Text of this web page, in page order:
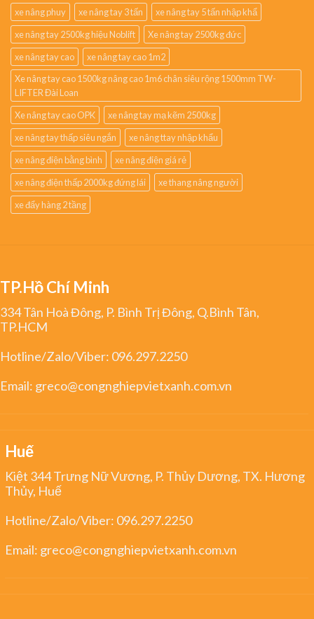
xe nâng phuy
xe nâng tay 3 tấn
xe nâng tay 5 tấn nhập khẩ
xe nâng tay 2500kg hiệu Noblift
Xe nâng tay 2500kg đức
xe nâng tay cao
xe nâng tay cao 1m2
Xe nâng tay cao 1500kg nâng cao 1m6 chân siêu rộng 1500mm TW-
LIFTER Đài Loan
Xe nâng tay cao OPK
xe nâng tay mạ kẽm 2500kg
xe nâng tay thấp siêu ngắn
xe nâng ttay nhập khẩu
xe nâng điện bằng bình
xe nâng điện giá rẻ
xe nâng điện thấp 2000kg đứng lái
xe thang nâng người
xe đẩy hàng 2 tầng
TP.Hồ Chí Minh
334 Tân Hoà Đông, P. Bình Trị Đông, Q.Bình Tân,
TP.HCM
Hotline/Zalo/Viber: 096.297.2250
Email: greco@congnghiepvietxanh.com.vn
Huế
Kiệt 344 Trưng Nữ Vương, P. Thủy Dương, TX. Hương
Thủy, Huế
Hotline/Zalo/Viber: 096.297.2250
Email: greco@congnghiepvietxanh.com.vn